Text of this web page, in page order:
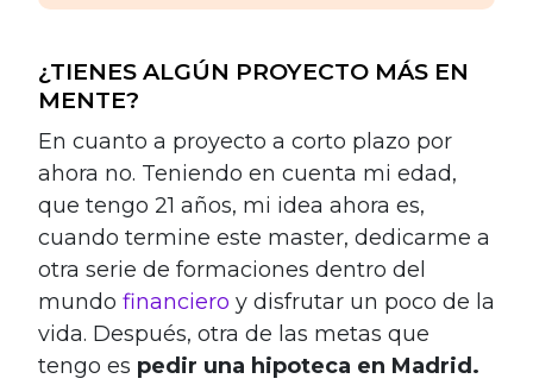
¿TIENES ALGÚN PROYECTO MÁS EN
MENTE?
En cuanto a proyecto a corto plazo por
ahora no. Teniendo en cuenta mi edad,
que tengo 21 años, mi idea ahora es,
cuando termine este master, dedicarme a
otra serie de formaciones dentro del
mundo financiero y disfrutar un poco de la
vida. Después, otra de las metas que
tengo es pedir una hipoteca en Madrid.